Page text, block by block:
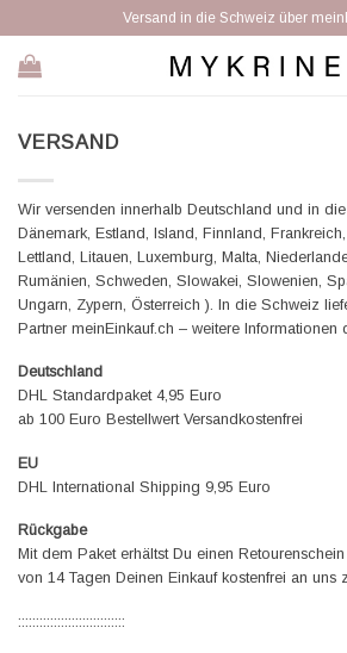
Inhalt
springen
Versand in die Schweiz über
VERSAND
Wir versenden innerhalb Deutschland und in
Dänemark, Estland, Island, Finnland,
Lettland, Litauen, Luxemburg, Malta,
Rumänien, Schweden, Slowakei, Slowenien,
Ungarn, Zypern, Österreich ). In die Schweiz
Partner meinEinkauf.ch – weitere
Deutschland
DHL Standardpaket 4,95 Euro
ab 100 Euro Bestellwert Versandkostenfrei
EU
DHL International Shipping 9,95 Euro
Rückgabe
Mit dem Paket erhältst Du einen
von 14 Tagen Deinen Einkauf kostenfrei an uns
::::::::::::::::::::::::::::::